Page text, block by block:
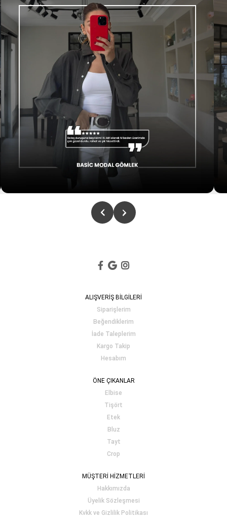
ALIŞVERİŞ BİLGİLERİ
Siparişlerim
Beğendiklerim
İade Taleplerim
Kargo Takip
Hesabım
ÖNE ÇIKANLAR
Elbise
Tişört
Etek
Bluz
Tayt
Crop
MÜŞTERİ HİZMETLERİ
Hakkımızda
Üyelik Sözleşmesi
Kvkk ve Gizlilik Politikası